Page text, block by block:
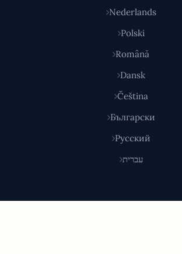
Nederlands
Polski
Română
Dansk
Čeština
Български
Русский
עברית